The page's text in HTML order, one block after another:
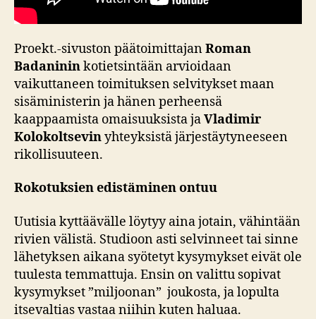
Proekt.-sivuston päätoimittajanRoman
Badanininkotietsintään arvioidaan
vaikuttaneen toimituksen selvitykset maan
sisäministerin ja hänen perheensä
kaappaamista omaisuuksista jaVladimir
Kolokoltsevinyhteyksistä järjestäytyneeseen
rikollisuuteen.
Rokotuksien edistäminen ontuu
Uutisia kyttäävälle löytyy aina jotain, vähintään
rivien välistä. Studioon asti selvinneet tai sinne
lähetyksen aikana syötetyt kysymykset eivät ole
tuulesta temmattuja. Ensin on valittu sopivat
kysymykset ”miljoonan” joukosta, ja lopulta
itsevaltias vastaa niihin kuten haluaa.